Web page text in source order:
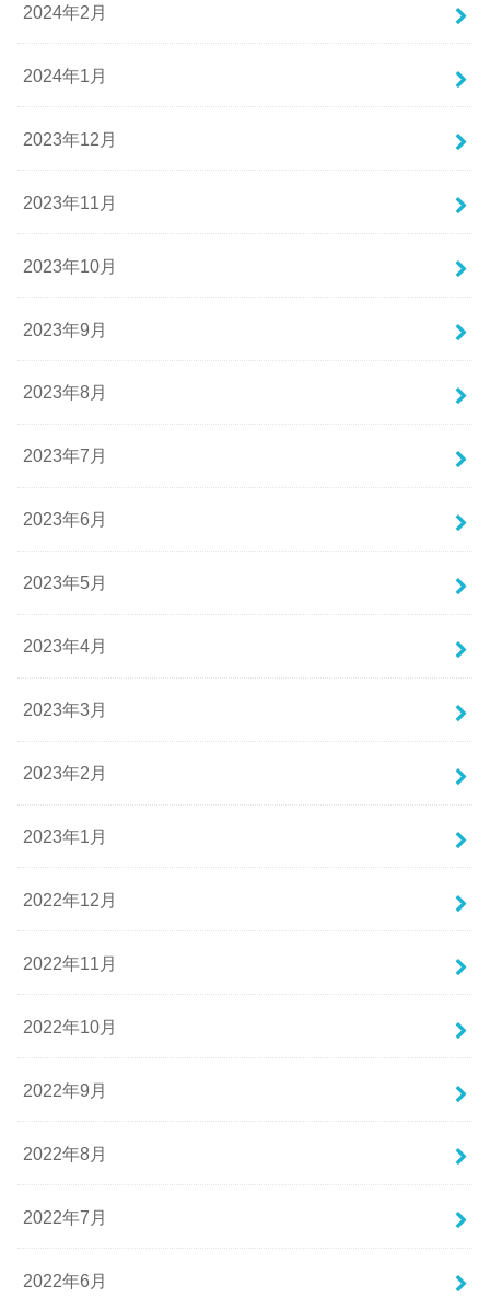
2024年2月
2024年1月
2023年12月
2023年11月
2023年10月
2023年9月
2023年8月
2023年7月
2023年6月
2023年5月
2023年4月
2023年3月
2023年2月
2023年1月
2022年12月
2022年11月
2022年10月
2022年9月
2022年8月
2022年7月
2022年6月